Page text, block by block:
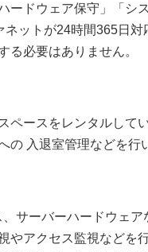
ードウェア保守」「シ
ットが24時間365日
る必要はありません。
ペースをレンタルして
の 入退室管理などを行
サーバーハードウェ
やアクセス監視などを